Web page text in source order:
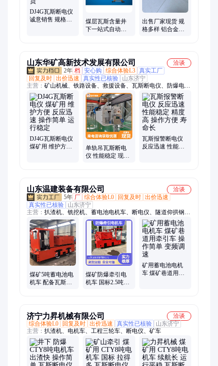
DJ4G瓦斯断电仪
诚意销售 规格齐
煤层瓦斯含量井
下一站式自动化
出售厂家现货 规
格多样 铝合金尺
山东华矿高新技术发展有限公司
洽谈
2年 档 安心购 综合体验L3 真实工厂
回复及时 出价迅速 真实性已核验
山东济宁
主营： 矿山机械、铁路设备、救援设备、瓦斯断电仪、防爆电
器、路面机械、工程机械
DJ4G瓦斯断电仪
煤矿用 维护方便
单轨吊瓦斯断电
仪 性能稳定 现货
瓦斯报警断电仪
反应迅速 性能稳
山东温建装备有限公司
洽谈
5年 厂 综合体验L0 回复及时 出价迅速
真实性已核验
山东济宁
主营： 扒渣机、铣挖机、蓄电池电机车、断电仪、隧道仰拱钢
刷、井下电机车、仰拱钢刷、顶管扒渣机、履带扒渣机、轮式扒
渣机、刮板扒渣机、大坡度扒渣机、矿用扒渣机、耙渣机、皮带
扒渣机、挖机清扫钢刷、矿用电机车、防爆扒渣机、架线电机
车、挖掘机清渣属具、三排新款钢刷、小型扒渣机、隧道清扫设
备、横向铣挖机、纵向铣挖机、挖机配套铣挖机头
煤矿5吨蓄电池电
机车 配备瓦斯断
煤矿防爆牵引电
机车 国标2.5吨矿
矿用蓄电池电机
车 煤矿巷道用牵
济宁力昇机械有限公司
洽谈
综合体验L0
回复及时 出价迅速 真实性已核验
山东济宁
主营： 扒渣机、电机车、工程三轮车、断电仪、矿车